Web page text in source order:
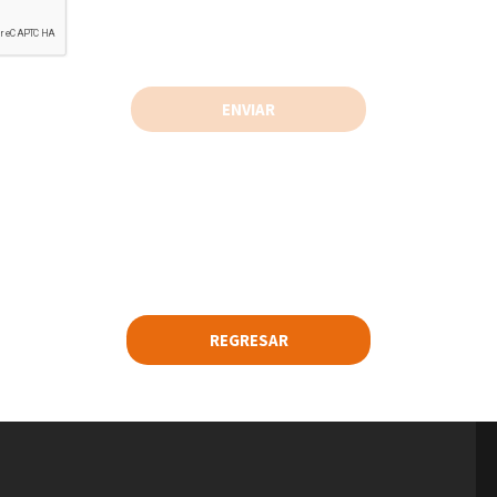
o suprimir los datos personales almacenados en
ENVIAR
REGRESAR